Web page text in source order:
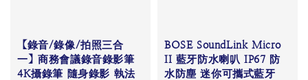
【錄音/錄像/拍照三合
一】商務會議錄音錄影筆
4K攝錄筆 隨身錄影 執法
BOSE SoundLink Micro
II 藍牙防水喇叭 IP67 防
水防塵 迷你可攜式藍牙